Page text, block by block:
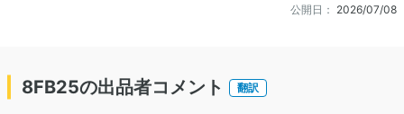
公開日： 2026/07/08
8FB25の出品者コメント 翻訳